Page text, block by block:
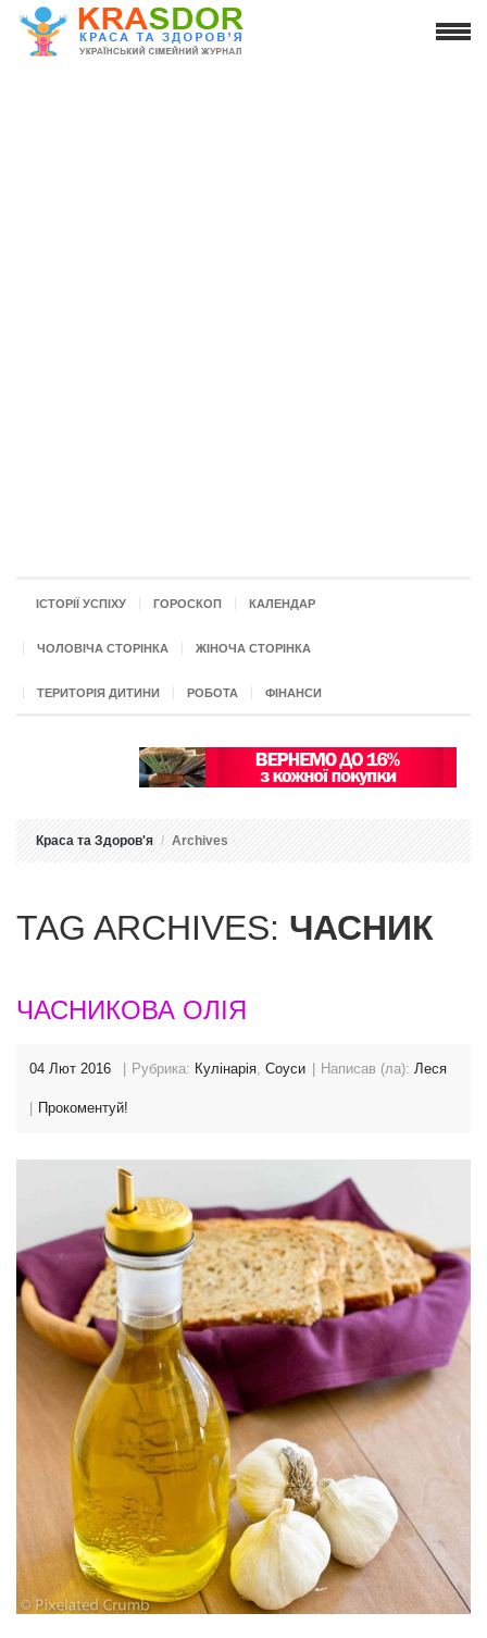
ІСТОРІЇ УСПІХУ ГОРОСКОП КАЛЕНДАР
ЧОЛОВІЧА СТОРІНКА ЖІНОЧА СТОРІНКА
ТЕРИТОРІЯ ДИТИНИ РОБОТА ФІНАНСИ
Краса та Здоров'я Archives
TAG ARCHIVES: ЧАСНИК
ЧАСНИКОВА ОЛІЯ
04 Лют 2016 Рубрика: Кулінарія, Соуси Написав (ла): Леся
Прокоментуй!